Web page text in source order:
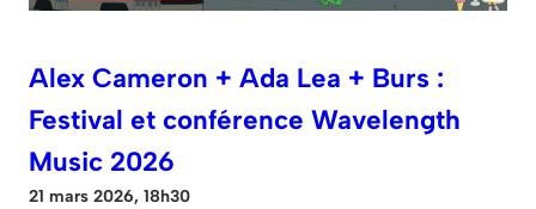
Alex Cameron + Ada Lea + Burs :
Festival et conférence Wavelength
Music 2026
21 mars 2026, 18h30